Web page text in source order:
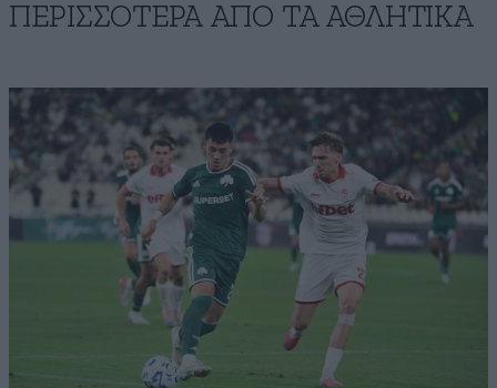
ΠΕΡΙΣΣΟΤΕΡΑ ΑΠΟ ΤA ΑΘΛΗΤΙΚΑ